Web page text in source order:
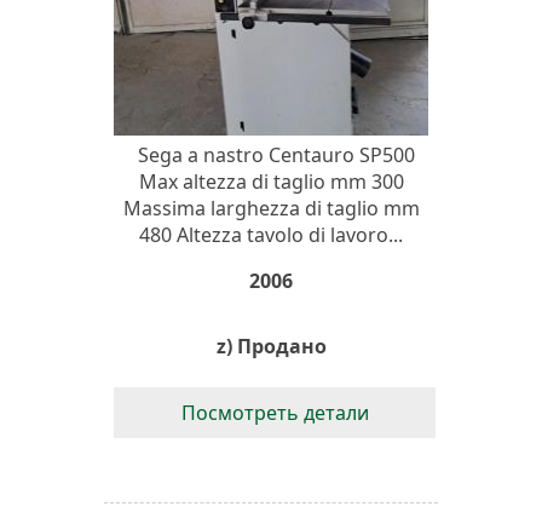
Sega a nastro Centauro SP500
Max altezza di taglio mm 300
Massima larghezza di taglio mm
480 Altezza tavolo di lavoro...
2006
z) Продано
Посмотреть детали